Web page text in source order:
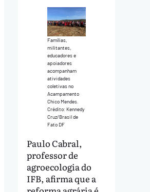
Famílias,
militantes,
educadores e
apoiadores
acompanham
atividades
coletivas no
Acampamento
Chico Mendes.
Crédito: Kennedy
Cruz/Brasil de
Fato DF
Paulo Cabral,
professor de
agroecologia do
IFB, afirma que a